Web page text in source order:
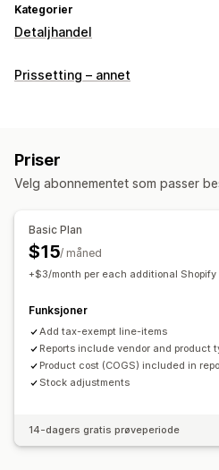
Kategorier
Detaljhandel
POS
Beholdningsnivåer
Manuelle oppdateringer
Prissetting – annet
Priser
Velg abonnementet som passer
Basic Plan
$15/ måned
+$3/month per each additional Shopify
Funksjoner
Add tax-exempt line-items
Reports include vendor and product
Product cost (COGS) included in
Stock adjustments
14-dagers gratis prøveperiode